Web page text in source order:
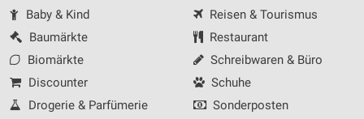
Baby & Kind
Baumärkte
Biomärkte
Discounter
Drogerie & Parfümerie
Reisen & Tourismus
Restaurant
Schreibwaren & Büro
Schuhe
Sonderposten